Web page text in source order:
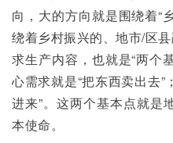
向，大的方向就是围绕着“
绕着乡村振兴的、地市/区
求生产内容，也就是“两个
心需求就是“把东西卖出去
进来”。这两个基本点就是
本使命。